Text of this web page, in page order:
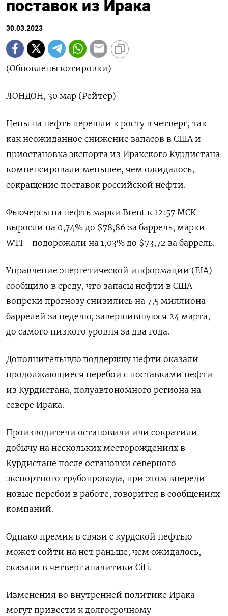
поставок из Ирака
30.03.2023
(Обновлены котировки)
ЛОНДОН, 30 мар (Рейтер) -
Цены на нефть перешли к росту в четверг, так
как неожиданное снижение запасов в США и
приостановка экспорта из Иракского Курдистана
компенсировали меньшее, чем ожидалось,
сокращение поставок российской нефти.
Фьючерсы на нефть марки Brent к 12:57 МСК
выросли на 0,74% до $78,86 за баррель, марки
WTI - подорожали на 1,03% до $73,72 за баррель.
Управление энергетической информации (EIA)
сообщило в среду, что запасы нефти в США
вопреки прогнозу снизились на 7,5 миллиона
баррелей за неделю, завершившуюся 24 марта,
до самого низкого уровня за два года.
Дополнительную поддержку нефти оказали
продолжающиеся перебои с поставками нефти
из Курдистана, полуавтономного региона на
севере Ирака.
Производители остановили или сократили
добычу на нескольких месторождениях в
Курдистане после остановки северного
экспортного трубопровода, при этом впереди
новые перебои в работе, говорится в сообщениях
компаний.
Однако премия в связи с курдской нефтью
может сойти на нет раньше, чем ожидалось,
сказали в четверг аналитики Citi.
Изменения во внутренней политике Ирака
могут привести к долгосрочному